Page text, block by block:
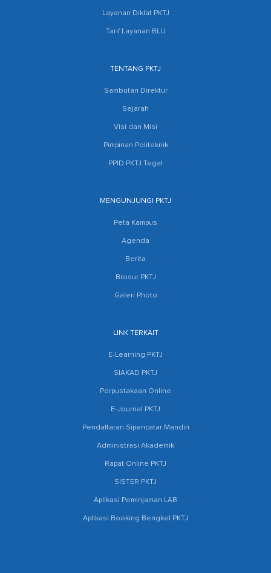
Layanan Diklat PKTJ
Tarif Layanan BLU
TENTANG PKTJ
Sambutan Direktur
Sejarah
Visi dan Misi
Pimpinan Politeknik
PPID PKTJ Tegal
MENGUNJUNGI PKTJ
Peta Kampus
Agenda
Berita
Brosur PKTJ
Galeri Photo
LINK TERKAIT
E-Learning PKTJ
SIAKAD PKTJ
Perpustakaan Online
E-Journal PKTJ
Pendaftaran Sipencatar Mandiri
Administrasi Akademik
Rapat Online PKTJ
SISTER PKTJ
Aplikasi Peminjaman LAB
Aplikasi Booking Bengkel PKTJ